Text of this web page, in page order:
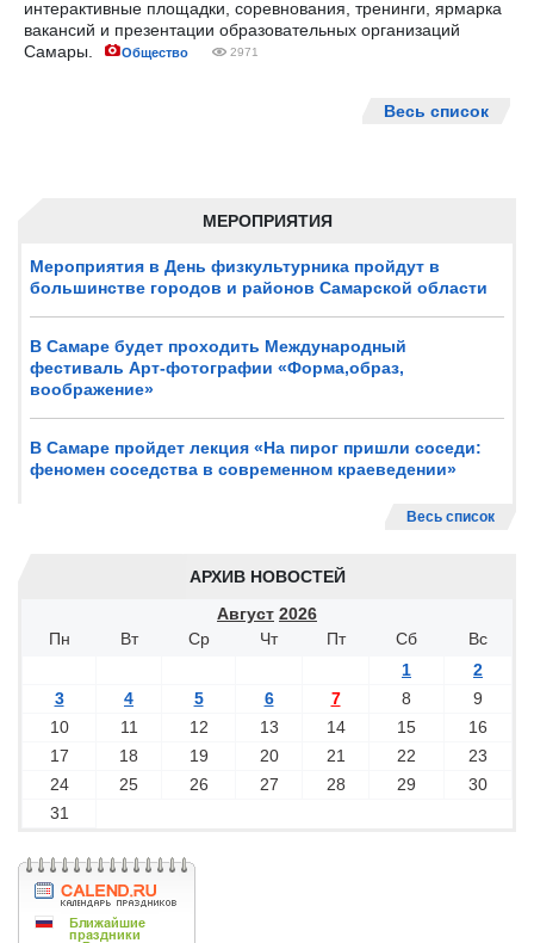
МЕРОПРИЯТИЯ
Мероприятия в День физкультурника пройдут в
большинстве городов и районов Самарской области
В Самаре будет проходить Международный
фестиваль Арт-фотографии «Форма,образ,
воображение»
В Самаре пройдет лекция «На пирог пришли соседи:
феномен соседства в современном краеведении»
Весь список
АРХИВ НОВОСТЕЙ
Август 2026
Пн
Вт Ср Чт Пт Сб
Вс
1
2
3
4 5 6 7 8
9
10
11 12 13 14 15
16
17
18 19 20 21 22
23
24
25 26 27 28 29
30
31
интерактивные площадки, соревнования, тренинги, ярмарка
вакансий и презентации образовательных организаций
Самары.
Общество 2971
Весь список